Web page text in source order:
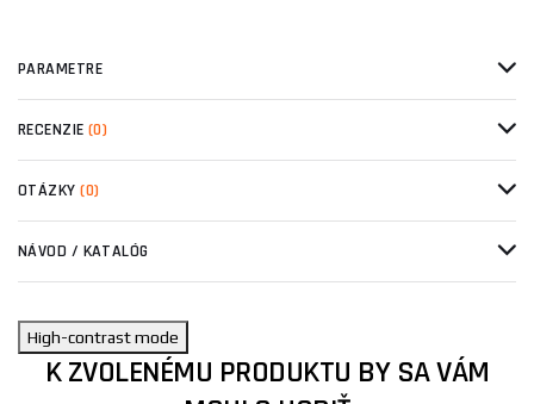
PARAMETRE
RECENZIE (0)
OTÁZKY(0)
NÁVOD / KATALÓG
High-contrast mode
K ZVOLENÉMU PRODUKTU BY SA VÁM